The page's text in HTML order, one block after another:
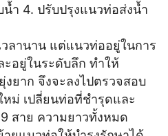
ำ 4. ปรับปรุงแนวท่อส่งน้ำ
วลานาน แต่แนวท่ออยู่ในการ
อยู่ในระดับลึก ทำให้
ยาก จึงจะลงไปตรวจสอบ
ม่ เปลี่ยนท่อที่ชำรุดและ
สาย ความยาวทั้งหมด